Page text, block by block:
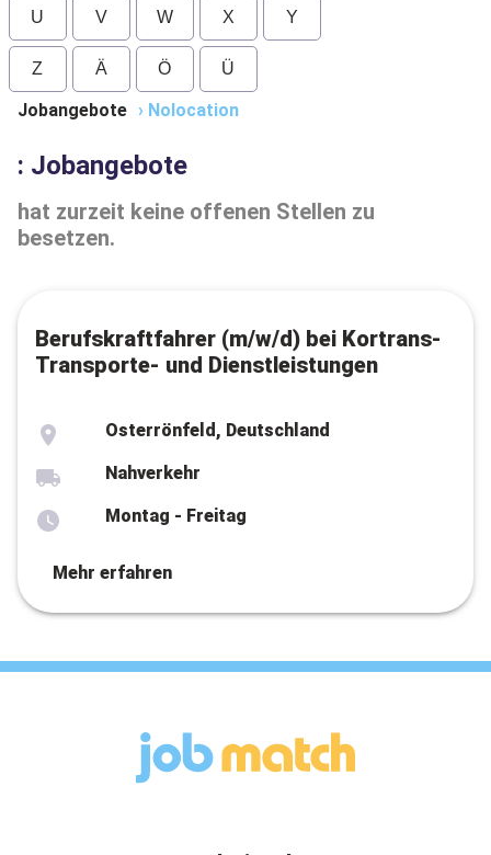
U V W X Y
Z Ä Ö Ü
Jobangebote › Nolocation
: Jobangebote
hat zurzeit keine offenen Stellen zu
besetzen.
Berufskraftfahrer (m/w/d) bei Kortrans-
Transporte- und Dienstleistungen
Osterrönfeld, Deutschland
Nahverkehr
Montag - Freitag
Mehr erfahren